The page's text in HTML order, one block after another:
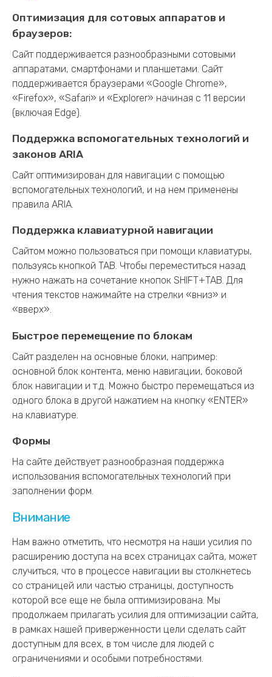
Оптимизация для сотовых аппаратов и
браузеров:
Сайт поддерживается разнообразными сотовыми
аппаратами, смартфонами и планшетами. Сайт
поддерживается браузерами «Google Chrome»,
«Firefox», «Safari» и «Explorer» начиная с 11 версии
(включая Edge).
Поддержка вспомогательных технологий и
законов ARIA
Сайт оптимизирован для навигации с помощью
вспомогательных технологий, и на нем применены
правила ARIA.
Поддержка клавиатурной навигации
Сайтом можно пользоваться при помощи клавиатуры,
пользуясь кнопкой TAB. Чтобы переместиться назад
нужно нажать на сочетание кнопок SHIFT+TAB. Для
чтения текстов нажимайте на стрелки «вниз» и
«вверх».
Быстрое перемещение по блокам
Сайт разделен на основные блоки, например:
основной блок контента, меню навигации, боковой
блок навигации и т.д. Можно быстро перемещаться из
одного блока в другой нажатием на кнопку «ENTER»
на клавиатуре.
Формы
На сайте действует разнообразная поддержка
использования вспомогательных технологий при
заполнении форм.
Внимание
Нам важно отметить, что несмотря на наши усилия по
расширению доступа на всех страницах сайта, может
случиться, что в процессе навигации вы столкнетесь
со страницей или частью страницы, доступность
которой все еще не была оптимизирована. Мы
продолжаем прилагать усилия для оптимизации сайта,
в рамках нашей приверженности цели сделать сайт
доступным для всех, в том числе для людей с
ограничениями и особыми потребностями.